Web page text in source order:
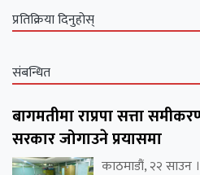
प्रतिक्रिया दिनुहोस्
संबन्धित
बागमतीमा राप्रपा सत्ता
सरकार जोगाउने प्रयासमा
काठमाडौं, २२ साउन ।